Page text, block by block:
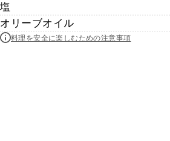
塩
オリーブオイル
料理を安全に楽しむための注意事項